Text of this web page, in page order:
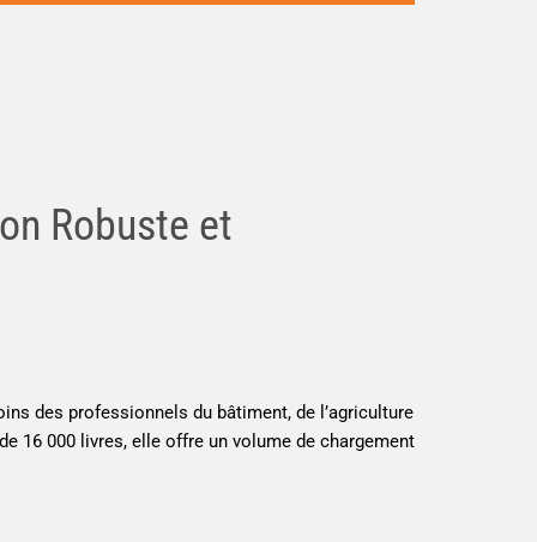
Robuste et
des professionnels du bâtiment, de l’agriculture
16 000 livres, elle offre un volume de chargement